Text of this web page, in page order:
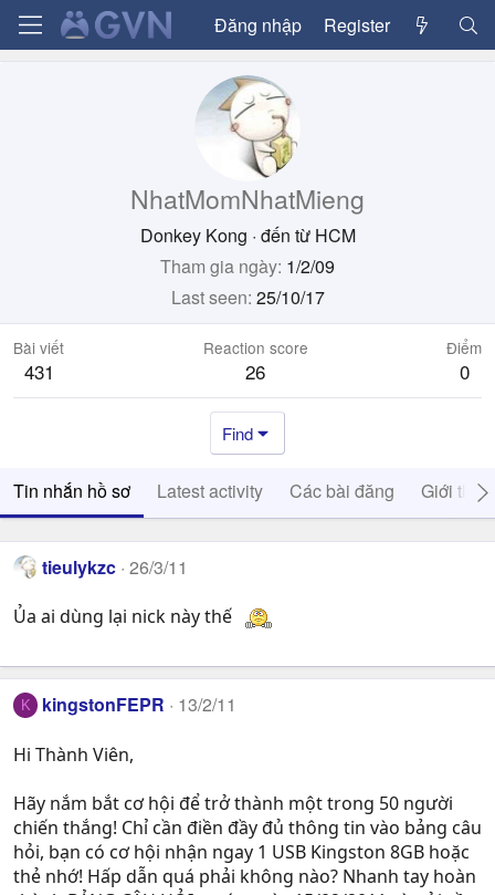
Đăng nhập Register
NhatMomNhatMieng
Donkey Kong · đến từ HCM
Tham gia ngày 1/2/09
Last seen 25/10/17
Bài viết
431
Reaction score
26
Điểm
0
Find
Tin nhắn hồ sơ Latest activity Các bài đăng Giới thiệu
tieulykzc 26/3/11
Ủa ai dùng lại nick này thế
K kingstonFEPR 13/2/11
Hi Thành Viên,
Hãy nắm bắt cơ hội để trở thành một trong 50 người
chiến thắng! Chỉ cần điền đầy đủ thông tin vào bảng câu
hỏi, bạn có cơ hội nhận ngay 1 USB Kingston 8GB hoặc
thẻ nhớ! Hấp dẫn quá phải không nào? Nhanh tay hoàn